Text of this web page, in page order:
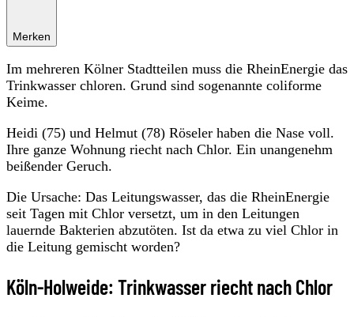
Merken
Im mehreren Kölner Stadtteilen muss die RheinEnergie das
Trinkwasser chloren. Grund sind sogenannte coliforme
Keime.
Heidi (75) und Helmut (78) Röseler haben die Nase voll.
Ihre ganze Wohnung riecht nach Chlor. Ein unangenehm
beißender Geruch.
Die Ursache: Das Leitungswasser, das die RheinEnergie
seit Tagen mit Chlor versetzt, um in den Leitungen
lauernde Bakterien abzutöten. Ist da etwa zu viel Chlor in
die Leitung gemischt worden?
Köln-Holweide: Trinkwasser riecht nach Chlor